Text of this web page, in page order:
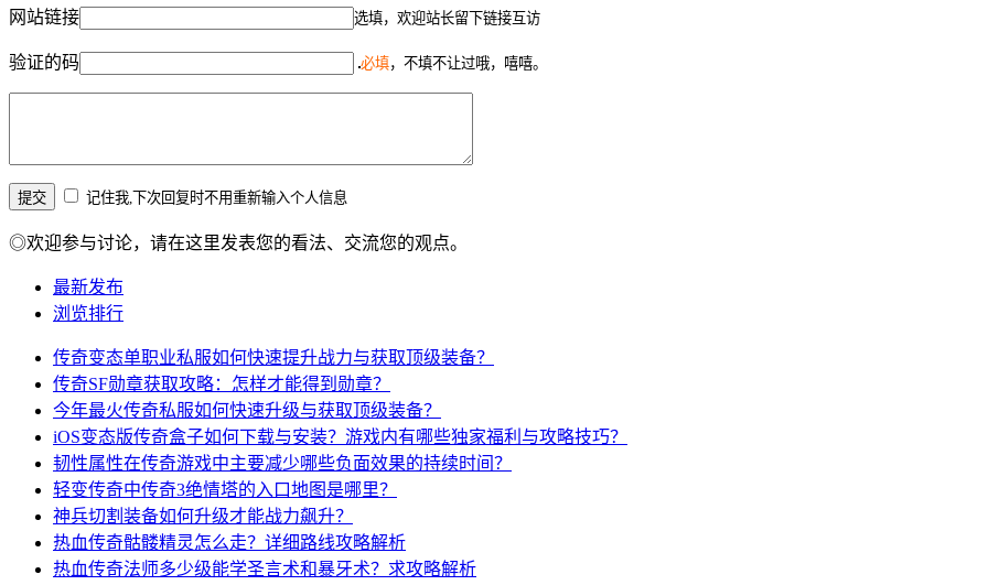
网站链接 选填，欢迎站长留下链接互访
验证的码 必填，不填不让过哦，嘻嘻。
记住我,下次回复时不用重新输入个人信息
◎欢迎参与讨论，请在这里发表您的看法、交流您的观点。
最新发布
浏览排行
传奇变态单职业私服如何快速提升战力与获取顶级装备？
传奇SF勋章获取攻略：怎样才能得到勋章？
今年最火传奇私服如何快速升级与获取顶级装备？
iOS变态版传奇盒子如何下载与安装？游戏内有哪些独家福利与攻略技巧？
韧性属性在传奇游戏中主要减少哪些负面效果的持续时间？
轻变传奇中传奇3绝情塔的入口地图是哪里？
神兵切割装备如何升级才能战力飙升？
热血传奇骷髅精灵怎么走？详细路线攻略解析
热血传奇法师多少级能学圣言术和暴牙术？求攻略解析